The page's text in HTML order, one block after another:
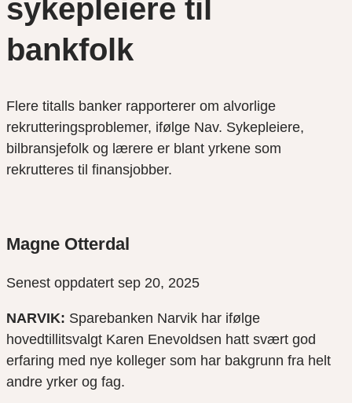
sykepleiere til
bankfolk
Flere titalls banker rapporterer om alvorlige
rekrutteringsproblemer, ifølge Nav. Sykepleiere,
bilbransjefolk og lærere er blant yrkene som
rekrutteres til finansjobber.
Magne Otterdal
Senest oppdatert sep 20, 2025
NARVIK: Sparebanken Narvik har ifølge
hovedtillitsvalgt Karen Enevoldsen hatt svært god
erfaring med nye kolleger som har bakgrunn fra helt
andre yrker og fag.